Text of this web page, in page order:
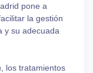
pone a
la gestión
y su adecuada
, los tratamientos